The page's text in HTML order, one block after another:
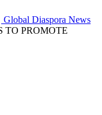
Global Diaspora News
TO PROMOTE